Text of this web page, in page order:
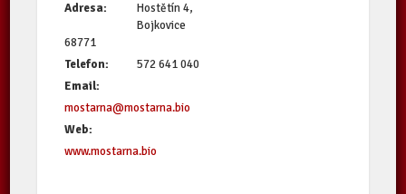
Adresa:
Hostětín 4,
Bojkovice
68771
Telefon:
572 641 040
Email:
mostarna@mostarna.bio
Web:
www.mostarna.bio